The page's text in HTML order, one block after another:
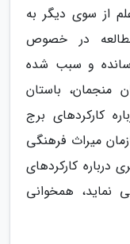
از سوی دیگر به
در خصوص
و سبب شده
منجمان، باستان
کارکردهای برج
میراث فرهنگی
کارکردهای
همخوانی